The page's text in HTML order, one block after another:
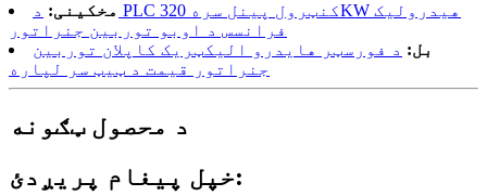
مخکینی: د PLC کنټرول پینل سره 320KW هیدرولیک
فرانسس د اوبو توربین جنراتور
بل: د فورسټر هایدرو الیکټریک کاپلان توربین
جنراتور قیمت د ټیټ سر لپاره
د محصول ټګونه
خپل پیغام پریږدئ: